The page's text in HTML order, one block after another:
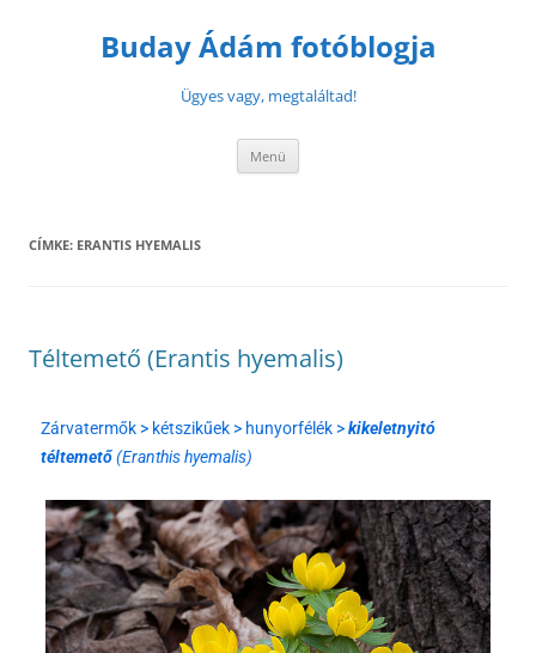
Buday Ádám fotóblogja
Ügyes vagy, megtaláltad!
Menü
CÍMKE: ERANTIS HYEMALIS
Téltemető (Erantis hyemalis)
Zárvatermők > kétszikűek > hunyorfélék >kikeletnyitó
téltemető(Eranthis hyemalis)